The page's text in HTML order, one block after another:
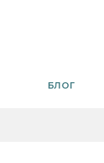
БЛОГ